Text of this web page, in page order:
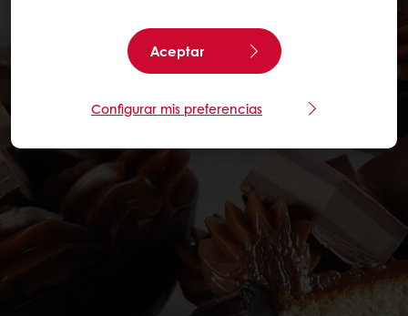
Aceptar
Configurar mis preferencias